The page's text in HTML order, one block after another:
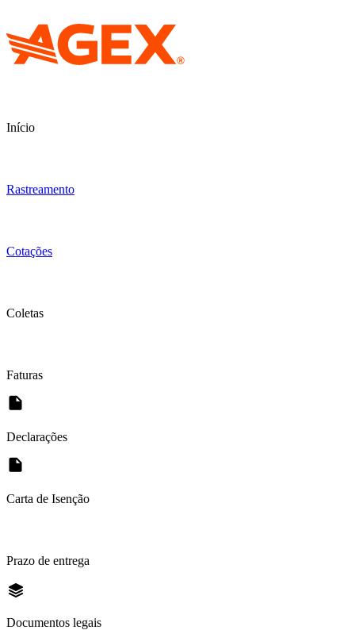
Início
Rastreamento
Cotações
Coletas
Faturas
Declarações
Carta de Isenção
Prazo de entrega
Documentos legais